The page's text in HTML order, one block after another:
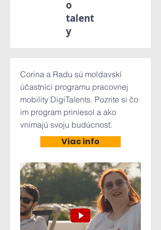
o
talent
y
Corina a Radu sú moldavskí
účastníci programu pracovnej
mobility DigiTalents. Pozrite si čo
im program priniesol a ako
vnímajú svoju budúcnosť.
Viac info